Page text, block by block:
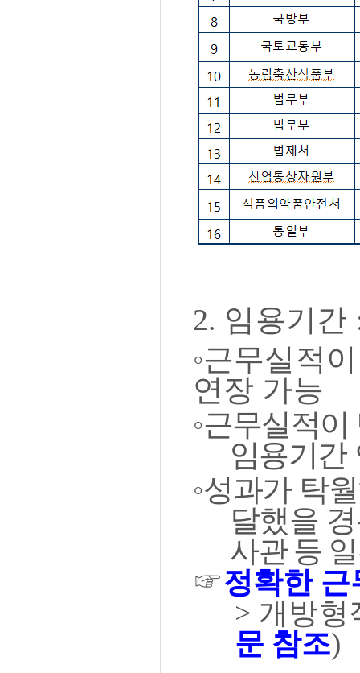
2. 임용기간
◦근무실적
연장 가능
◦근무실적
임용기간
◦성과가 탁
달했을
사관 등
☞정확한
> 개방형
문 참조)